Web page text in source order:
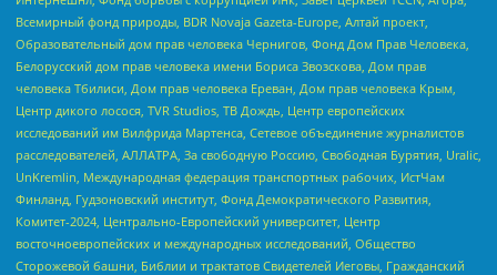
Всемирный фонд природы, BDR Novaja Gazeta-Europe, Алтай проект,
Образовательный дом прав человека Чернигов, Фонд Дом Прав Человека,
Белорусский дом прав человека имени Бориса Звозскова, Дом прав
человека Тбилиси, Дом прав человека Ереван, Дом прав человека Крым,
Центр дикого лосося, TVR Studios, ТВ Дождь, Центр европейских
исследований им Вилфрида Мартенса, Сетевое объединение журналистов
расследователей, АЛЛАТРА, За свободную Россию, Свободная Бурятия, Uralic,
UnKremlin, Международная федерация транспортных рабочих, ИстЧам
Финланд, Гудзоновский институт, Фонд Демократического Развития,
Комитет-2024, Центрально-Европейский университет, Центр
восточноевропейских и международных исследований, Общество
Сторожевой башни, Библии и трактатов Свидетелей Иеговы, Гражданский